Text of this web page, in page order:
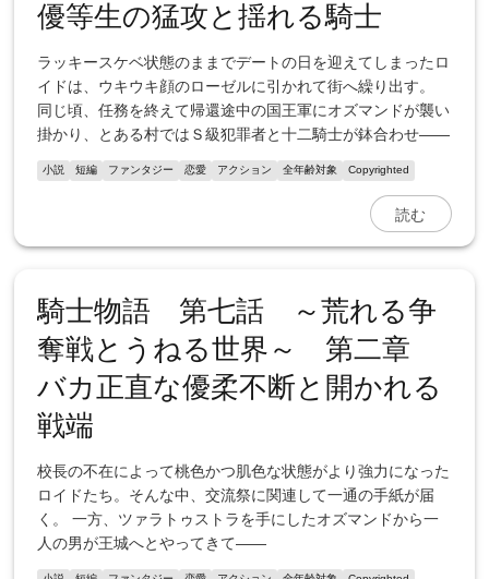
優等生の猛攻と揺れる騎士
ラッキースケベ状態のままでデートの日を迎えてしまったロ
イドは、ウキウキ顔のローゼルに引かれて街へ繰り出す。
同じ頃、任務を終えて帰還途中の国王軍にオズマンドが襲い
掛かり、とある村ではＳ級犯罪者と十二騎士が鉢合わせ――
小説 短編 ファンタジー 恋愛 アクション 全年齢対象 Copyrighted
読む
騎士物語 第七話 ～荒れる争
奪戦とうねる世界～ 第二章
バカ正直な優柔不断と開かれる
戦端
校長の不在によって桃色かつ肌色な状態がより強力になった
ロイドたち。そんな中、交流祭に関連して一通の手紙が届
く。 一方、ツァラトゥストラを手にしたオズマンドから一
人の男が王城へとやってきて――